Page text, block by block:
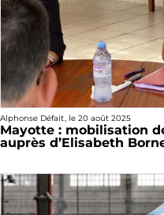
Alphonse Défait, le 20 août 2025
Mayotte : mobilisation
auprès d’Elisabeth